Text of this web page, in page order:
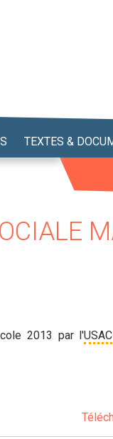
TEXTES &
2013 par l'USAC